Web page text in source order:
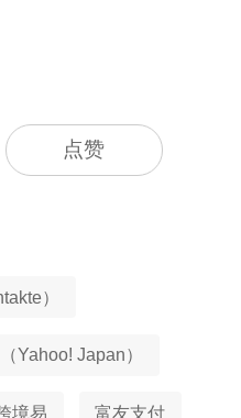
点赞
）
Yahoo! Japan）
境易 富友支付